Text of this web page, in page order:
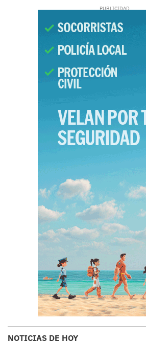
NOTICIAS DE HOY